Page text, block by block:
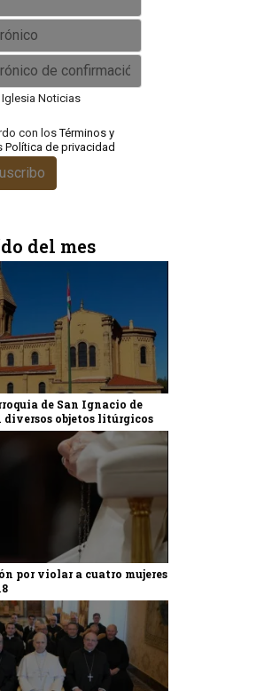
Noticias
con losTérminos y
Política de privacidad
del mes
de San Ignacio de
objetos litúrgicos
por violar a cuatro mujeres